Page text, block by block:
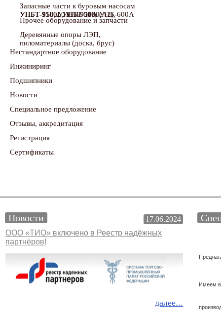
Запасные части к буровым насосам
Прочее оборудование и запчасти
Деревянные опоры ЛЭП,
Нестандартное оборудование
Инжиниринг
Подшипники
Новости
Специальное предложение
Отзывы, аккредитация
Регистрация
Сертификаты
Новости
17.06.2024
ООО «ТИО» включено в Реестр надёжных
партнёров!
далее...
Имеем